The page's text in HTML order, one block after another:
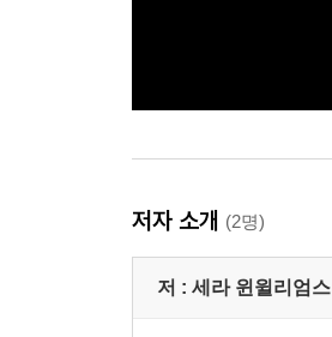
저자 소개 (2명)
저 : 세라 윈윌리엄스